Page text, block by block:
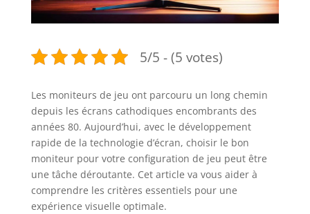
5/5 - (5 votes)
Les moniteurs de jeu ont parcouru un long chemin
depuis les écrans cathodiques encombrants des
années 80. Aujourd’hui, avec le développement
rapide de la technologie d’écran, choisir le bon
moniteur pour votre configuration de jeu peut être
une tâche déroutante. Cet article va vous aider à
comprendre les critères essentiels pour une
expérience visuelle optimale.